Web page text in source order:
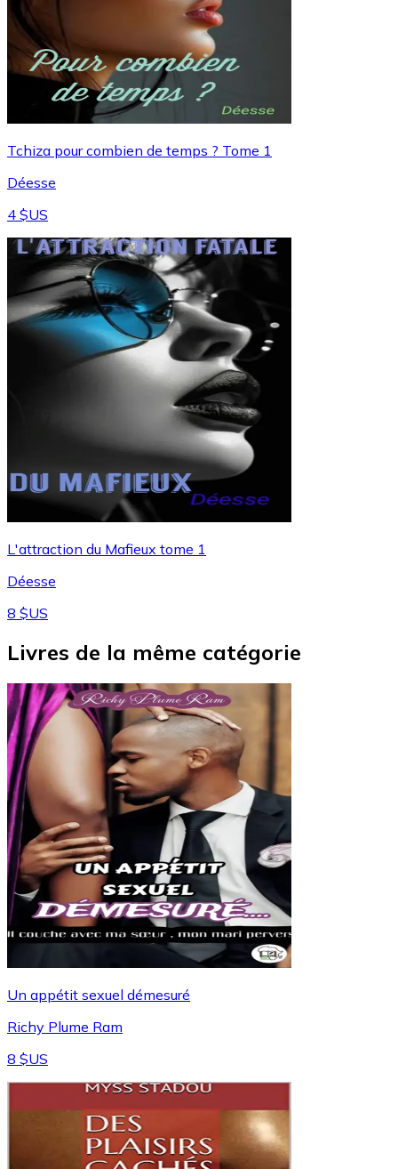
Tchiza pour combien de temps ? Tome 1
Déesse
4 $US
L'attraction du Mafieux tome 1
Déesse
8 $US
Livres de la même catégorie
Un appétit sexuel démesuré
Richy Plume Ram
8 $US